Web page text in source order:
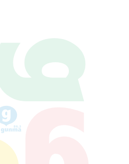
送